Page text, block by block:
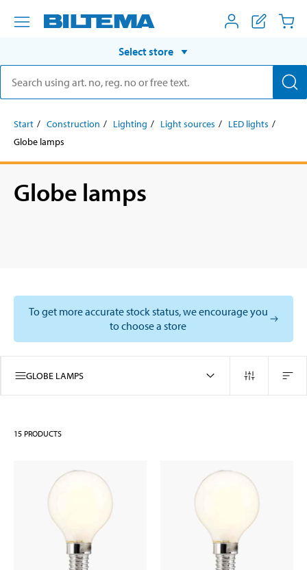
Select store
Start Construction Lighting Light sources
LED lights
Globe lamps
Globe lamps
To get more accurate stock status, we encourage you
to choose a store
GLOBE LAMPS
15 PRODUCTS